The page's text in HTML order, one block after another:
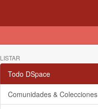
LISTAR
Todo DSpace
Comunidades & Colecciones